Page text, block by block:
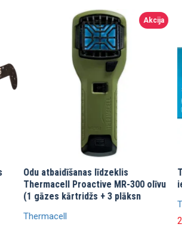
Akcija
Professional
AAA 1.5V baterija, 1
Mikroskops &
Bērniem ar
Komplektu